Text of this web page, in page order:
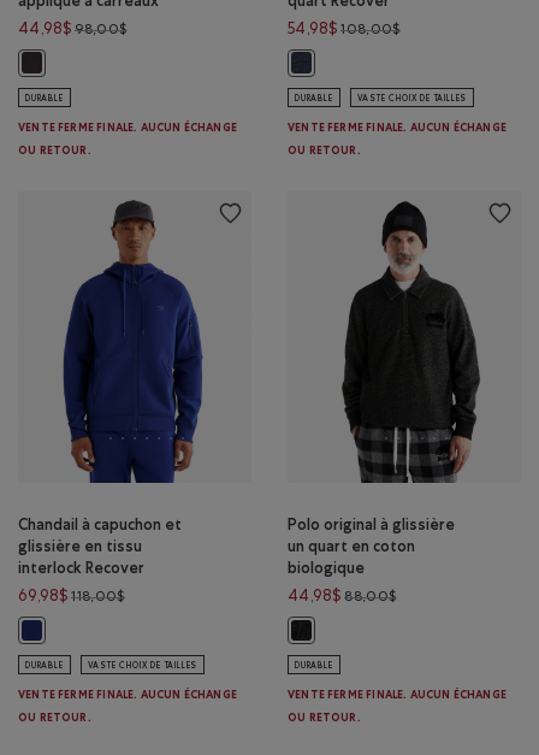
44,98$ 98,00$Prix réduit de 98,00$ à 44,98$
DURABLE
VENTE FERME FINALE. AUCUN ÉCHANGE
OU RETOUR.
54,98$ 108,00$Prix réduit de
DURABLE VASTE CHOIX DE TAILLES
VENTE FERME FINALE. AUCUN ÉCHANGE
OU RETOUR.
Chandail à capuchon et
glissière en tissu
interlock Recover
69,98$ 118,00$Prix réduit de 118,00$ à 69,98$
DURABLE VASTE CHOIX DE TAILLES
VENTE FERME FINALE. AUCUN ÉCHANGE
OU RETOUR.
Polo original à glissière
un quart en coton
biologique
44,98$ 88,00$Prix réduit de
DURABLE
VENTE FERME FINALE. AUCUN ÉCHANGE
OU RETOUR.